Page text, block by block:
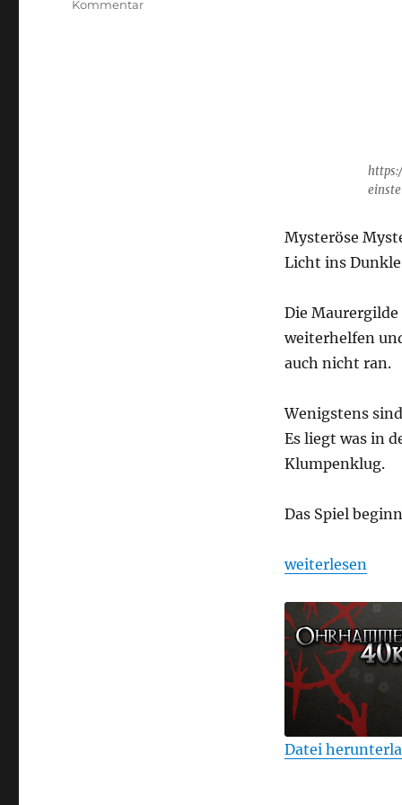
Mysteröse
Licht ins
Die
weiterhelfen
auch nicht ran.
Wenigstens
Es liegt was in
Klumpenklug.
Das Spiel
„Ohrhammer
weiterlesen
Datei
Kommentarzu